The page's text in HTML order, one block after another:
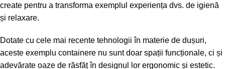
create pentru a transforma exemplul experiența dvs. de igienă
și relaxare.
Dotate cu cele mai recente tehnologii în materie de dușuri,
aceste exemplu containere nu sunt doar spații funcționale, ci și
adevărate oaze de răsfăț în designul lor ergonomic și estetic.